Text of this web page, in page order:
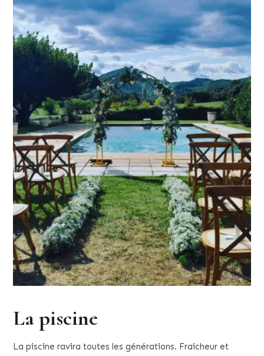
La piscine
La piscine ravira toutes les générations. Fraicheur et